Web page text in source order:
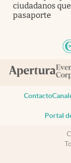
ciudadanos
pasaporte
Contacto
Portal